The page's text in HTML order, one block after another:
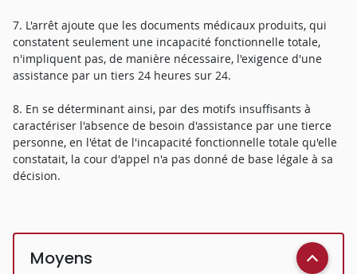
7. L'arrêt ajoute que les documents médicaux produits, qui
constatent seulement une incapacité fonctionnelle totale,
n'impliquent pas, de manière nécessaire, l'exigence d'une
assistance par un tiers 24 heures sur 24.
8. En se déterminant ainsi, par des motifs insuffisants à
caractériser l'absence de besoin d'assistance par une tierce
personne, en l'état de l'incapacité fonctionnelle totale qu'elle
constatait, la cour d'appel n'a pas donné de base légale à sa
décision.
Moyens